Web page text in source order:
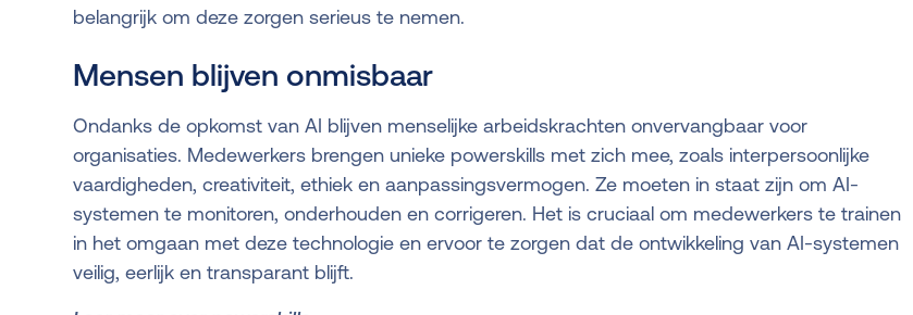
belangrijk om deze zorgen serieus te nemen.
Mensen blijven onmisbaar
Ondanks de opkomst van AI blijven menselijke arbeidskrachten onvervangbaar voor
organisaties. Medewerkers brengen unieke powerskills met zich mee, zoals interpersoonlijke
vaardigheden, creativiteit, ethiek en aanpassingsvermogen. Ze moeten in staat zijn om AI-
systemen te monitoren, onderhouden en corrigeren. Het is cruciaal om medewerkers te trainen
in het omgaan met deze technologie en ervoor te zorgen dat de ontwikkeling van AI-systemen
veilig, eerlijk en transparant blijft.